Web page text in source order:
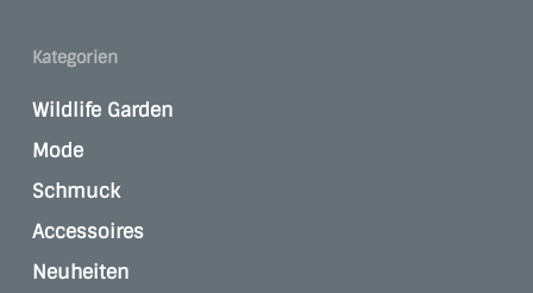
Kategorien
Wildlife Garden
Mode
Schmuck
Accessoires
Neuheiten